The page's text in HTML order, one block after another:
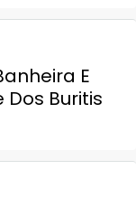
E
Buritis